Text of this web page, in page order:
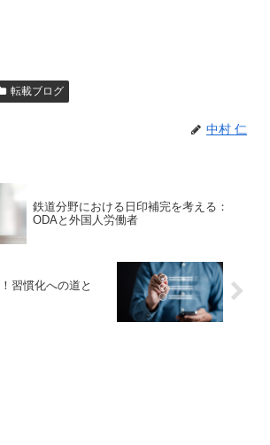
転載ブログ
中村 仁
鉄道分野における日印補完を考える：
ODAと外国人労働者
習慣化への道と